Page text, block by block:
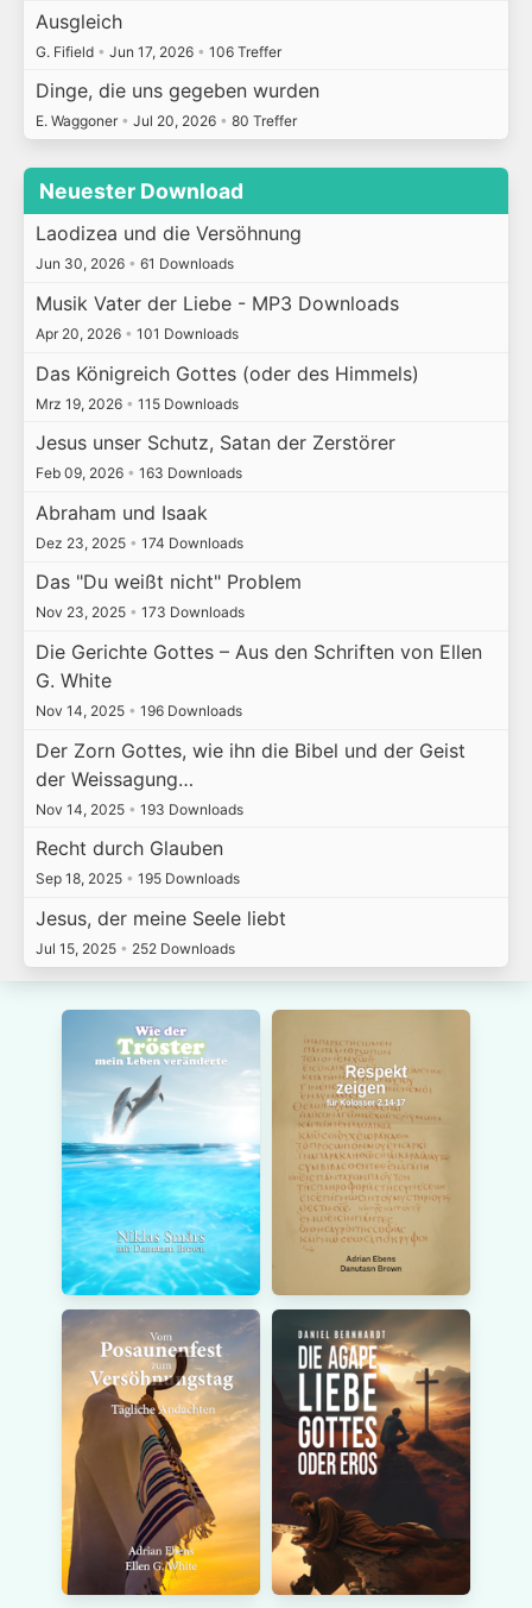
Ausgleich
G. Fifield • Jun 17, 2026 • 106 Treffer
Dinge, die uns gegeben wurden
E. Waggoner • Jul 20, 2026 • 80 Treffer
Neuester Download
Laodizea und die Versöhnung
Jun 30, 2026 • 61 Downloads
Musik Vater der Liebe - MP3 Downloads
Apr 20, 2026 • 101 Downloads
Das Königreich Gottes (oder des Himmels)
Mrz 19, 2026 • 115 Downloads
Jesus unser Schutz, Satan der Zerstörer
Feb 09, 2026 • 163 Downloads
Abraham und Isaak
Dez 23, 2025 • 174 Downloads
Das "Du weißt nicht" Problem
Nov 23, 2025 • 173 Downloads
Die Gerichte Gottes – Aus den Schriften von Ellen
G. White
Nov 14, 2025 • 196 Downloads
Der Zorn Gottes, wie ihn die Bibel und der Geist
der Weissagung…
Nov 14, 2025 • 193 Downloads
Recht durch Glauben
Sep 18, 2025 • 195 Downloads
Jesus, der meine Seele liebt
Jul 15, 2025 • 252 Downloads